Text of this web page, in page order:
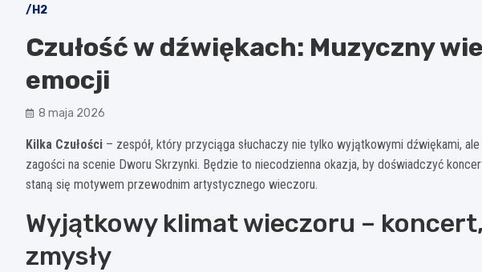
/H2
Czułość w dźwiękach: Muzyczny
emocji
8 maja 2026
Kilka Czułości – zespół, który przyciąga słuchaczy nie tylko wyjątkowymi dźwiękami,
zagości na scenie Dworu Skrzynki. Będzie to niecodzienna okazja, by doświadczyć
staną się motywem przewodnim artystycznego wieczoru.
Wyjątkowy klimat wieczoru –
zmysły